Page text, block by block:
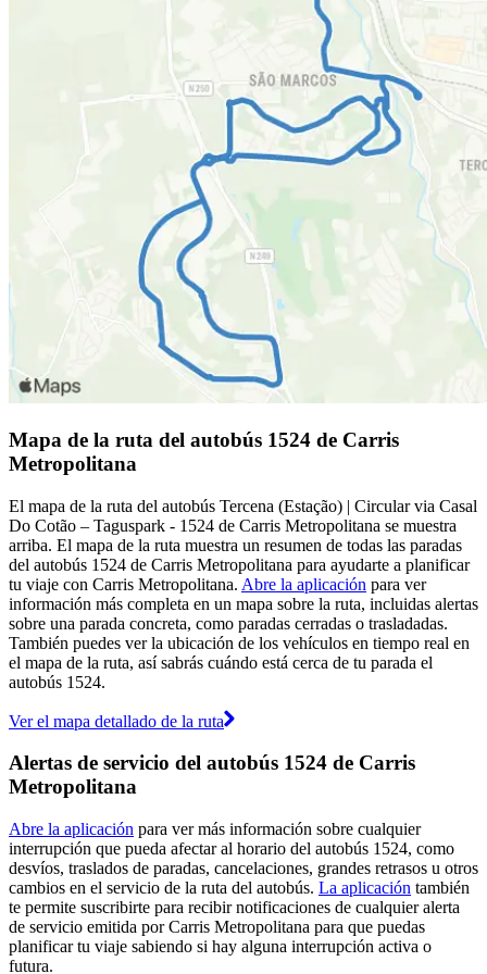
Mapa de la ruta del autobús 1524 de Carris
Metropolitana
El mapa de la ruta del autobús Tercena (Estação) | Circular via Casal
Do Cotão – Taguspark - 1524 de Carris Metropolitana se muestra
arriba. El mapa de la ruta muestra un resumen de todas las paradas
del autobús 1524 de Carris Metropolitana para ayudarte a planificar
tu viaje con Carris Metropolitana. Abre la aplicación para ver
información más completa en un mapa sobre la ruta, incluidas alertas
sobre una parada concreta, como paradas cerradas o trasladadas.
También puedes ver la ubicación de los vehículos en tiempo real en
el mapa de la ruta, así sabrás cuándo está cerca de tu parada el
autobús 1524.
Ver el mapa detallado de la ruta
Alertas de servicio del autobús 1524 de Carris
Metropolitana
Abre la aplicación para ver más información sobre cualquier
interrupción que pueda afectar al horario del autobús 1524, como
desvíos, traslados de paradas, cancelaciones, grandes retrasos u otros
cambios en el servicio de la ruta del autobús. La aplicación también
te permite suscribirte para recibir notificaciones de cualquier alerta
de servicio emitida por Carris Metropolitana para que puedas
planificar tu viaje sabiendo si hay alguna interrupción activa o
futura.